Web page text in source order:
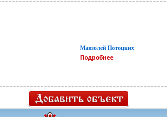
Мавзолей Потоцких
Подробнее